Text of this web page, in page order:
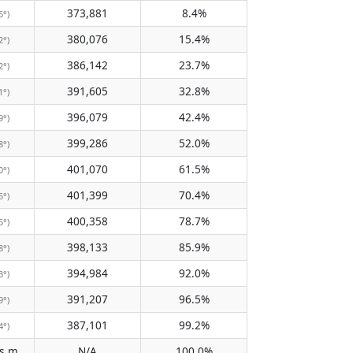
373,881 8.4%
380,076 15.4%
386,142 23.7%
391,605 32.8%
396,079 42.4%
399,286 52.0%
401,070 61.5%
401,399 70.4%
400,358 78.7%
398,133 85.9%
394,984 92.0%
391,207 96.5%
387,101
99.2%